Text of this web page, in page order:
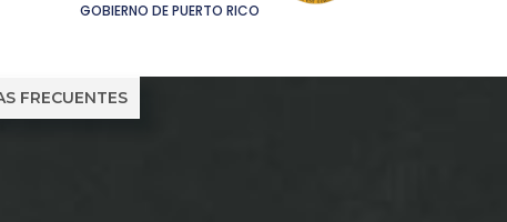
GOBIERNO DE PUERTO RICO
FRECUENTES